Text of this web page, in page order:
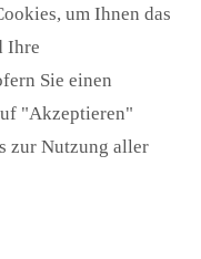
um Ihnen das
Ihre
Sie einen
"Akzeptieren"
zur Nutzung aller